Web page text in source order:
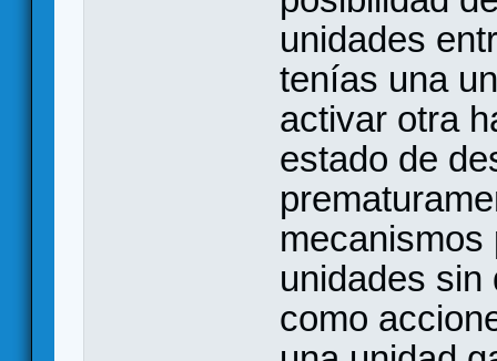
unidades
tenías una
activar otra
estado de
mecanismos
unidades sin
como